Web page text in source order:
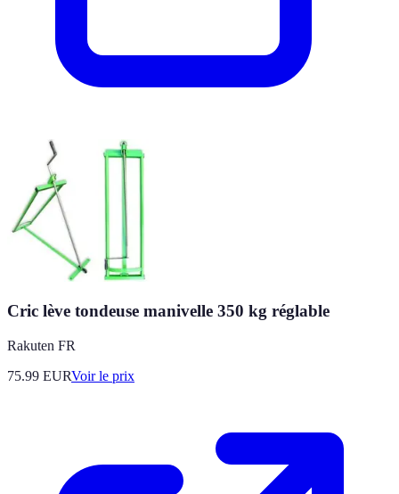
Cric lève tondeuse manivelle 350 kg réglable
Rakuten FR
75.99 EURVoir le prix